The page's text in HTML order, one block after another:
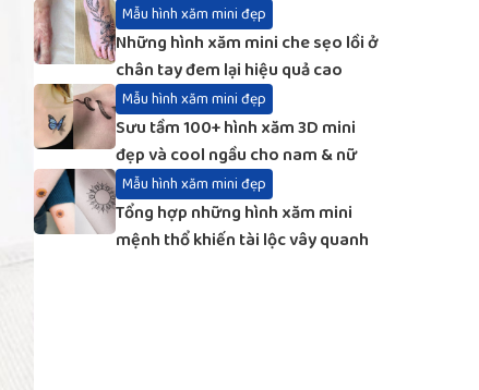
Mẫu hình xăm mini đẹp
Những hình xăm mini che sẹo lồi ở
chân tay đem lại hiệu quả cao
Mẫu hình xăm mini đẹp
Sưu tầm 100+ hình xăm 3D mini
đẹp và cool ngầu cho nam & nữ
Mẫu hình xăm mini đẹp
Tổng hợp những hình xăm mini
mệnh thổ khiến tài lộc vây quanh